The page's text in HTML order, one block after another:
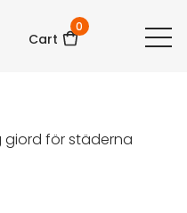
Cart
0
giord för städerna